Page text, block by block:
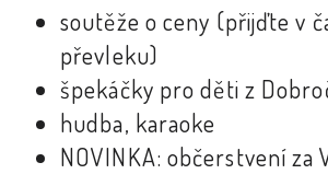
soutěže o ceny (přijďte v
převleku)
špekáčky pro děti z
hudba, karaoke
NOVINKA: občerstvení za